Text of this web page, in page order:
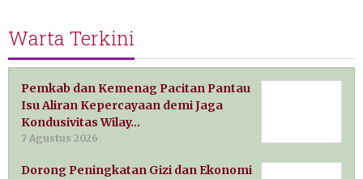
Warta Terkini
Pemkab dan Kemenag Pacitan Pantau
Isu Aliran Kepercayaan demi Jaga
Kondusivitas Wilay…
7 Agustus 2026
Dorong Peningkatan Gizi dan Ekonomi